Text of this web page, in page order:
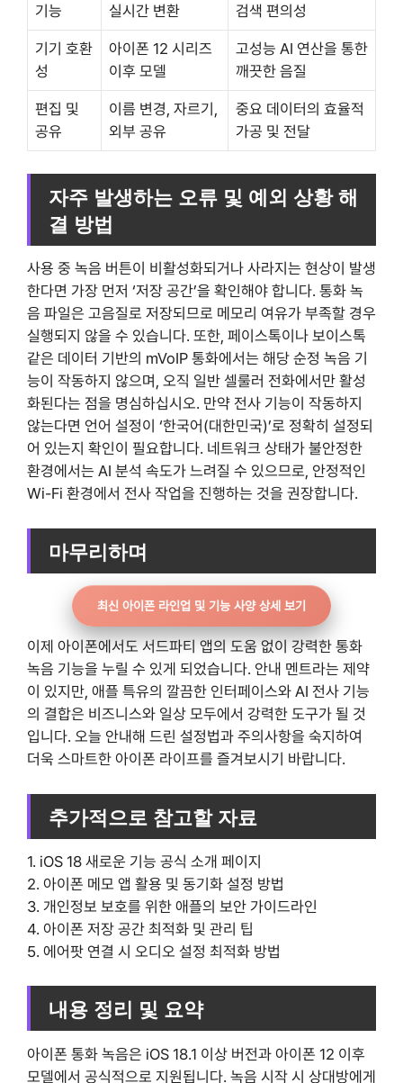
기능
실시간 변환
검색 편의성
기기 호환
성
아이폰 12 시리즈
이후 모델
고성능 AI 연산을 통한
깨끗한 음질
편집 및
공유
이름 변경, 자르기,
외부 공유
중요 데이터의 효율적
가공 및 전달
자주 발생하는 오류 및 예외 상황 해
결 방법
사용 중 녹음 버튼이 비활성화되거나 사라지는 현상이 발생
한다면 가장 먼저 ‘저장 공간’을 확인해야 합니다. 통화 녹
음 파일은 고음질로 저장되므로 메모리 여유가 부족할 경우
실행되지 않을 수 있습니다. 또한, 페이스톡이나 보이스톡
같은 데이터 기반의 mVoIP 통화에서는 해당 순정 녹음 기
능이 작동하지 않으며, 오직 일반 셀룰러 전화에서만 활성
화된다는 점을 명심하십시오. 만약 전사 기능이 작동하지
않는다면 언어 설정이 ‘한국어(대한민국)’로 정확히 설정되
어 있는지 확인이 필요합니다. 네트워크 상태가 불안정한
환경에서는 AI 분석 속도가 느려질 수 있으므로, 안정적인
Wi-Fi 환경에서 전사 작업을 진행하는 것을 권장합니다.
마무리하며
최신 아이폰 라인업 및 기능 사양 상세 보기
이제 아이폰에서도 서드파티 앱의 도움 없이 강력한 통화
녹음 기능을 누릴 수 있게 되었습니다. 안내 멘트라는 제약
이 있지만, 애플 특유의 깔끔한 인터페이스와 AI 전사 기능
의 결합은 비즈니스와 일상 모두에서 강력한 도구가 될 것
입니다. 오늘 안내해 드린 설정법과 주의사항을 숙지하여
더욱 스마트한 아이폰 라이프를 즐겨보시기 바랍니다.
추가적으로 참고할 자료
1. iOS 18 새로운 기능 공식 소개 페이지
2. 아이폰 메모 앱 활용 및 동기화 설정 방법
3. 개인정보 보호를 위한 애플의 보안 가이드라인
4. 아이폰 저장 공간 최적화 및 관리 팁
5. 에어팟 연결 시 오디오 설정 최적화 방법
내용 정리 및 요약
아이폰 통화 녹음은 iOS 18.1 이상 버전과 아이폰 12 이후
모델에서 공식적으로 지원됩니다. 녹음 시작 시 상대방에게